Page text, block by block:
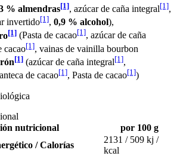
% almendras[1], azúcar de caña integral[1],
invertido[1], 0,9 % alcohol),
[1] (Pasta de cacao[1], azúcar de caña
cacao[1], vainas de vainilla bourbon
[1] (azúcar de caña integral[1],
de cacao[1], Pasta de cacao[1])
nutricional
por 100 g
/ Calorías
2131 / 509 kj /
kcal